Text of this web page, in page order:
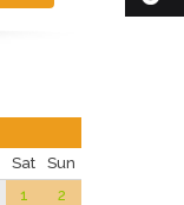
Sat
Sun
1
2